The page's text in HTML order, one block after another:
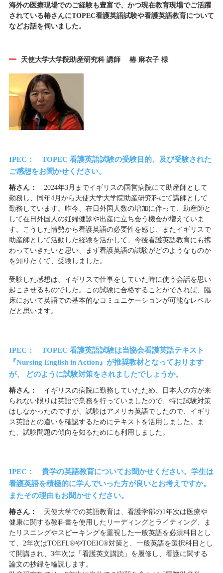
海外の医療現場でのご経験も豊富で、かつ現在教育現場でご活躍
されている椿さんにTOPEC看護英語試験や看護英語教育について
などお話を伺いました。
天使大学大学院助産研究科 講師 椿 麻衣子 様
IPEC： TOPEC 看護英語試験の受験目的、及び受験された
ご感想をお聞かせください。
椿さん：
2024年3月までイギリスの国営病院にて助産師として
勤務し、同年4月から天使大学大学院助産研究科にて講師として
勤務しています。昨今、在日外国人数の増加に伴って、助産師と
して在日外国人の妊婦健診や出産に立ち会う機会が増えていま
す。こうした情勢から看護英語の必要性を感じ、またイギリスで
助産師として活動した経験を活かして、今後看護英語教育にも携
わっていきたいと思い、まず看護英語の試験がどのようなものか
を知りたくて、受験しました。
受験した感想は、イギリスで仕事をしていた時に使う会話を思い
起こさせるものでした。この試験に合格することができれば、臨
床において英語での基本的なコミュニケーションが可能なレベル
だと思います。
IPEC： TOPEC 看護英語試験は当協会看護英語テキスト
『Nursing English in Action』が推奨教材となっております
が、 どのように試験対策をされましたでしょうか。
椿さん：
イギリスの病院に勤務していたため、日本人の方が来
られない限りは英語で業務を行っていましたので、特に試験対策
はしなかったのですが、試験はアメリカ英語でしたので、イギリ
ス英語との違いを確認するためにテキストを活用しました。ま
た、試験問題の傾向を知るためにも利用しました。
IPEC： 貴学の英語教育についてお聞かせください。学生は
看護英語を積極的に学んでいった方が良いとお考えですか。
またその理由もお聞かせください。
椿さん：
天使大学での英語教育は、看護学部の1年次は医療や
健康に関する教科書を使用したリーディングとライティング、ま
たリスニングやスピーキングを重視した一般英語を必須科目とし
て、2年次はTOEFL®やTOEIC®対策と、一般英語を選択科目とし
て開講され、3年次は「看護英文講読」を履修し、看護に関する
論文の抄録を輪読します。